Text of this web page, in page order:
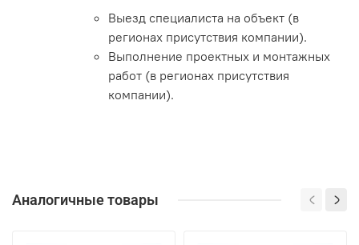
Выезд специалиста на объект (в
регионах присутствия компании).
Выполнение проектных и монтажных
работ (в регионах присутствия
компании).
Аналогичные товары